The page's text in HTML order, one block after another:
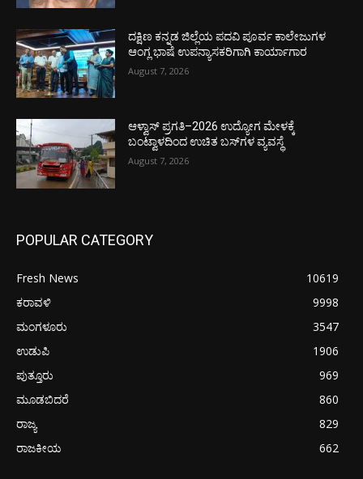
ದಕ್ಷಿಣ ಕನ್ನಡ ಜಿಲ್ಲೆಯ ಪದವಿ ಪೂರ್ವ ಕಾಲೇಜುಗಳ
ಆಂಗ್ಲ ಭಾಷೆ ಉಪನ್ಯಾಸಕರಿಗಾಗಿ ಕಾರ್ಯಾಗಾರ
August 7, 2026
ಆಳ್ವಾಸ್ ಪ್ರಗತಿ–2026 ಉದ್ಯೋಗ ಮೇಳಕ್ಕೆ
ಬಂಟ್ವಾಳದಿಂದ ಉಚಿತ ಬಸ್‌ಗಳ ವ್ಯವಸ್ಥೆ
August 7, 2026
POPULAR CATEGORY
Fresh News
10619
ಕರಾವಳಿ
9998
ಮಂಗಳೂರು
3547
ಉಡುಪಿ
1906
ಪುತ್ತೂರು
969
ಮೂಡಬಿದರೆ
860
ರಾಜ್ಯ
829
ರಾಜಕೀಯ
662